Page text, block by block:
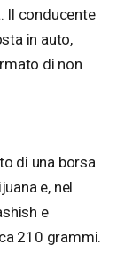
Il conducente
in auto,
di non
di una borsa
e, nel
e
210 grammi.